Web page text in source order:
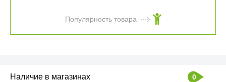
Популярность товара
Наличие в магазинах 0